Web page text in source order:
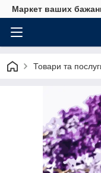
Маркет ваших
Товари та